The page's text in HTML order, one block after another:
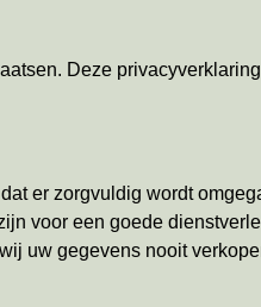
Deze
er zorgvuldig wordt
voor een goede
uw gegevens nooit